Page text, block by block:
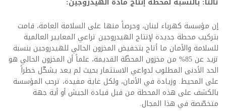
إن مؤسسة كهرباء لبنان، وحرصاً منها على السلامة العامة، قامت
بتركيب محطة جديدة لإنتاج الهيدروجين تراعي المعايير العالمية
للسلامة والأمان ما أتاح بتخفيض المخزون الحالي للهيدروجين بنسبة
تزيد عن 85% من مخزون المحطّة القديمة، علماً أن المخزون الحالي هو
الحد الأدنى المطلوب لدواعي الاستثمار بحيث لم يعد يشكّل خطراً
على المحيط. وزيادة في الأمان، ولكل غاية مفيدة، ترحب المؤسسة
بالكشف على هذه المحطة من قبل قيادة الجيش أو أية جهة
متخصّصة في هذا المجال.